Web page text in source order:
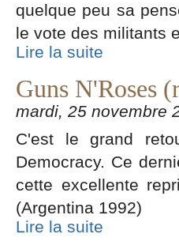
quelque peu sa
le vote des militants
Lire la suite
Guns N'Roses
mardi, 25 novembre
C'est le grand
Democracy. Ce
cette excellente
(Argentina 1992)
Lire la suite